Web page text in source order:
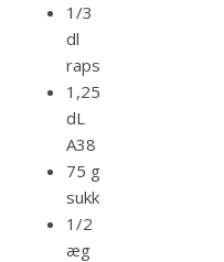
1/3
dl
rapsolie
1,25
dL
A38
75 g
sukker
1/2
æg